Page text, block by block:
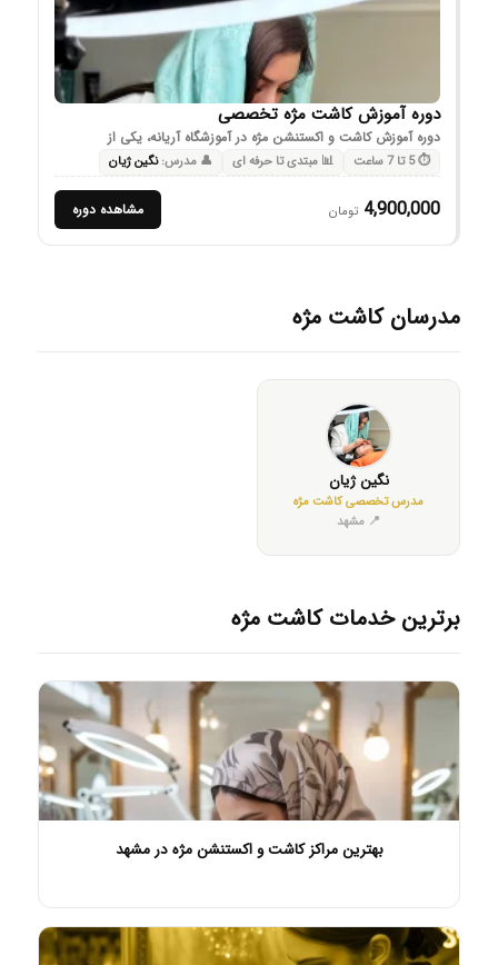
دوره آموزش کاشت مژه تخصصی
دوره آموزش کاشت و اکستنشن مژه در آموزشگاه آریانه، یکی از
جامع‌ترین دوره‌های تخصصی در صنعت زیبایی است.…
⏱ 5 تا 7 ساعت 📊 مبتدی تا حرفه ای 👤 مدرس:نگین ژیان
4,900,000 تومان مشاهده دوره
مدرسان کاشت مژه
نگین ژیان
مدرس تخصصی کاشت مژه
📍 مشهد
برترین خدمات کاشت مژه
بهترین مراکز کاشت و اکستنشن مژه در مشهد